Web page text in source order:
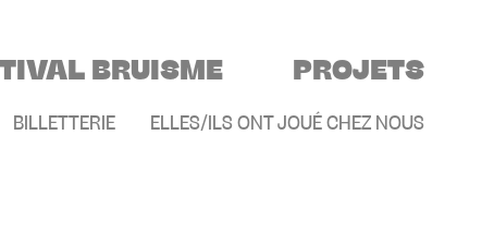
BRUISME PROJETS
BILLETTERIE ELLES/ILS ONT JOUÉ CHEZ NOUS